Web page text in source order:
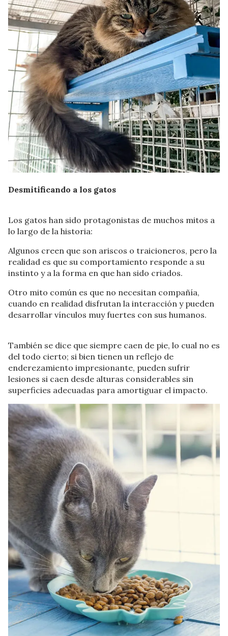
Desmitificando a los gatos
Los gatos han sido protagonistas de muchos mitos a
lo largo de la historia:
Algunos creen que son ariscos o traicioneros, pero la
realidad es que su comportamiento responde a su
instinto y a la forma en que han sido criados.
Otro mito común es que no necesitan compañía,
cuando en realidad disfrutan la interacción y pueden
desarrollar vínculos muy fuertes con sus humanos.
También se dice que siempre caen de pie, lo cual no es
del todo cierto; si bien tienen un reflejo de
enderezamiento impresionante, pueden sufrir
lesiones si caen desde alturas considerables sin
superficies adecuadas para amortiguar el impacto.